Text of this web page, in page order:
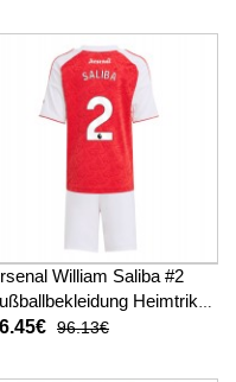
William Saliba #2
Heimtrikot
2025-26 Kurzarm (+
96.13€